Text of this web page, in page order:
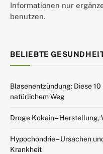
Informationen nur
benutzen.
BELIEBTE
Blasenentzündung: Diese
natürlichem Weg
Droge Kokain –
Hypochondrie – Ursachen
Krankheit